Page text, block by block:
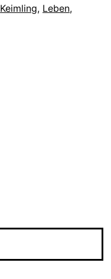
Keimling, Leben,